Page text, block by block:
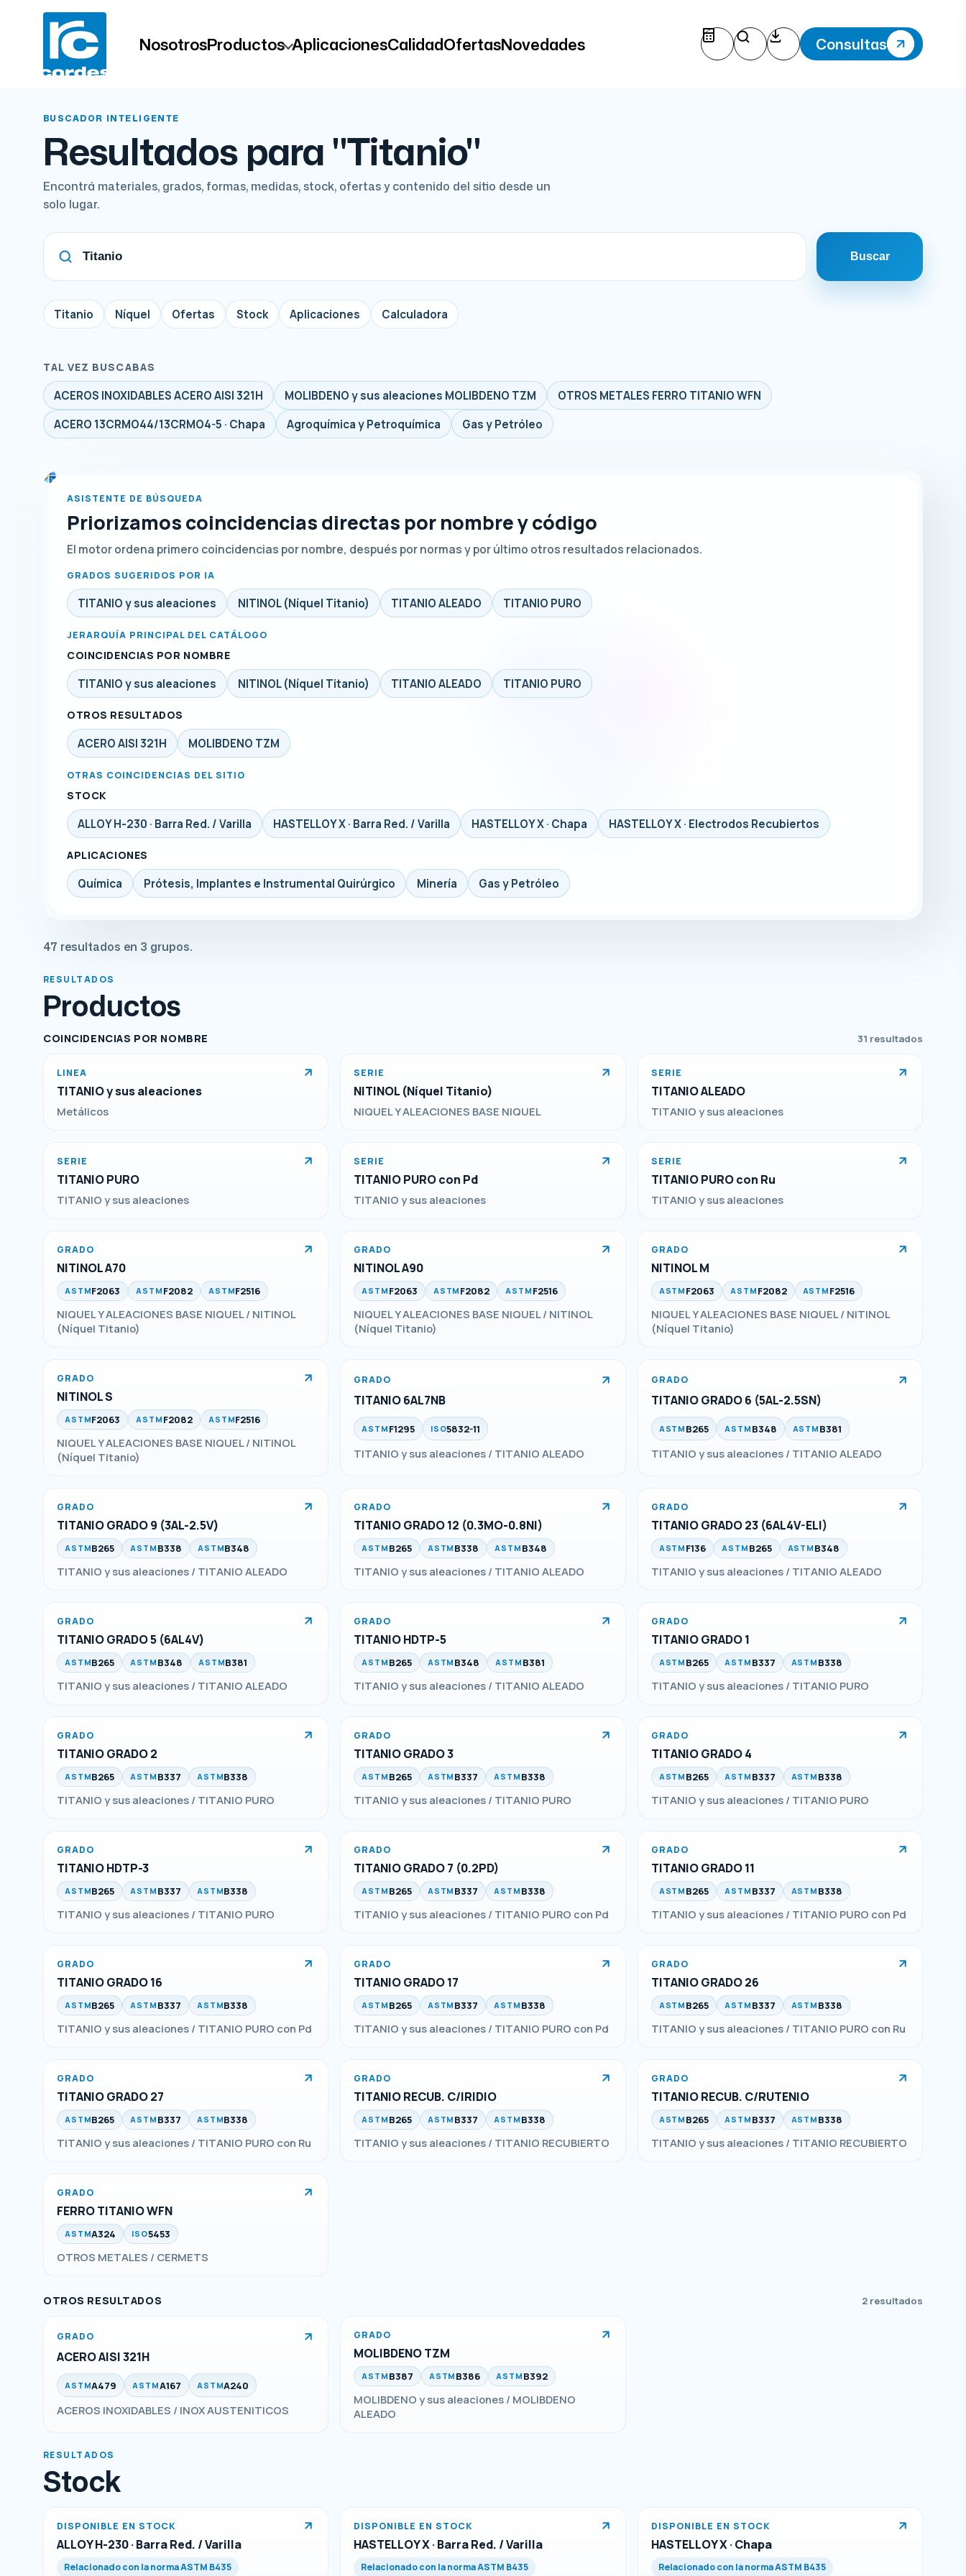
NosotrosProductos AplicacionesCalidadOfertasNovedades Consultas
BUSCADOR INTELIGENTE
Resultados para "Titanio"
Encontrá materiales, grados, formas, medidas, stock, ofertas y contenido del sitio desde un
solo lugar.
Buscar
Titanio Níquel Ofertas Stock Aplicaciones Calculadora
TAL VEZ BUSCABAS
ACEROS INOXIDABLES ACERO AISI 321H MOLIBDENO y sus aleaciones MOLIBDENO TZM
OTROS METALES FERRO TITANIO WFN
ACERO 13CRMO44/13CRMO4-5 · Chapa
Agroquímica y Petroquímica Gas y Petróleo
ASISTENTE DE BÚSQUEDA
Priorizamos coincidencias directas por nombre y código
El motor ordena primero coincidencias por nombre, después por normas y por último otros resultados relacionados.
GRADOS SUGERIDOS POR IA
TITANIO y sus aleaciones NITINOL (Níquel Titanio) TITANIO ALEADO TITANIO PURO
JERARQUÍA PRINCIPAL DEL CATÁLOGO
COINCIDENCIAS POR NOMBRE
TITANIO y sus aleaciones NITINOL (Níquel Titanio) TITANIO ALEADO TITANIO PURO
OTROS RESULTADOS
ACERO AISI 321H MOLIBDENO TZM
OTRAS COINCIDENCIAS DEL SITIO
STOCK
ALLOY H-230 · Barra Red. / Varilla HASTELLOY X · Barra Red. / Varilla HASTELLOY X · Chapa HASTELLOY X · Electrodos Recubiertos
APLICACIONES
Química Prótesis, Implantes e Instrumental Quirúrgico Minería Gas y Petróleo
47 resultados en 3 grupos.
RESULTADOS
Productos
COINCIDENCIAS POR NOMBRE 31 resultados
LINEA
TITANIO y sus aleaciones
Metálicos
SERIE
NITINOL (Níquel Titanio)
NIQUEL Y ALEACIONES BASE NIQUEL
SERIE
TITANIO ALEADO
TITANIO y sus aleaciones
SERIE
TITANIO PURO
TITANIO y sus aleaciones
SERIE
TITANIO PURO con Pd
TITANIO y sus aleaciones
SERIE
TITANIO PURO con Ru
TITANIO y sus aleaciones
GRADO
NITINOL A70
ASTMF2063 ASTM F2082 ASTMF2516
NIQUEL Y ALEACIONES BASE NIQUEL / NITINOL
(Níquel Titanio)
GRADO
NITINOL A90
ASTM F2063 ASTM F2082 ASTM F2516
NIQUEL Y ALEACIONES BASE NIQUEL / NITINOL
(Níquel Titanio)
GRADO
NITINOL M
ASTM F2063 ASTM F2082 ASTM F2516
NIQUEL Y ALEACIONES BASE NIQUEL / NITINOL
(Níquel Titanio)
GRADO
NITINOL S
ASTMF2063 ASTM F2082 ASTMF2516
NIQUEL Y ALEACIONES BASE NIQUEL / NITINOL
(Níquel Titanio)
GRADO
TITANIO 6AL7NB
ASTM F1295 ISO5832-11
TITANIO y sus aleaciones / TITANIO ALEADO
GRADO
TITANIO GRADO 6 (5AL-2.5SN)
ASTM B265 ASTM B348 ASTM B381
TITANIO y sus aleaciones / TITANIO ALEADO
GRADO
TITANIO GRADO 9 (3AL-2.5V)
ASTMB265 ASTM B338 ASTMB348
TITANIO y sus aleaciones / TITANIO ALEADO
GRADO
TITANIO GRADO 12 (0.3MO-0.8NI)
ASTM B265 ASTM B338 ASTM B348
TITANIO y sus aleaciones / TITANIO ALEADO
GRADO
TITANIO GRADO 23 (6AL4V-ELI)
ASTM F136 ASTM B265 ASTM B348
TITANIO y sus aleaciones / TITANIO ALEADO
GRADO
TITANIO GRADO 5 (6AL4V)
ASTMB265 ASTM B348 ASTMB381
TITANIO y sus aleaciones / TITANIO ALEADO
GRADO
TITANIO HDTP-5
ASTM B265 ASTM B348 ASTM B381
TITANIO y sus aleaciones / TITANIO ALEADO
GRADO
TITANIO GRADO 1
ASTM B265 ASTM B337 ASTM B338
TITANIO y sus aleaciones / TITANIO PURO
GRADO
TITANIO GRADO 2
ASTMB265 ASTM B337 ASTMB338
TITANIO y sus aleaciones / TITANIO PURO
GRADO
TITANIO GRADO 3
ASTM B265 ASTM B337 ASTM B338
TITANIO y sus aleaciones / TITANIO PURO
GRADO
TITANIO GRADO 4
ASTM B265 ASTM B337 ASTM B338
TITANIO y sus aleaciones / TITANIO PURO
GRADO
TITANIO HDTP-3
ASTMB265 ASTM B337 ASTMB338
TITANIO y sus aleaciones / TITANIO PURO
GRADO
TITANIO GRADO 7 (0.2PD)
ASTM B265 ASTM B337 ASTM B338
TITANIO y sus aleaciones / TITANIO PURO con Pd
GRADO
TITANIO GRADO 11
ASTM B265 ASTM B337 ASTM B338
TITANIO y sus aleaciones / TITANIO PURO con Pd
GRADO
TITANIO GRADO 16
ASTMB265 ASTM B337 ASTMB338
TITANIO y sus aleaciones / TITANIO PURO con Pd
GRADO
TITANIO GRADO 17
ASTM B265 ASTM B337 ASTM B338
TITANIO y sus aleaciones / TITANIO PURO con Pd
GRADO
TITANIO GRADO 26
ASTM B265 ASTM B337 ASTM B338
TITANIO y sus aleaciones / TITANIO PURO con Ru
GRADO
TITANIO GRADO 27
ASTMB265 ASTM B337 ASTMB338
TITANIO y sus aleaciones / TITANIO PURO con Ru
GRADO
TITANIO RECUB. C/IRIDIO
ASTM B265 ASTM B337 ASTM B338
TITANIO y sus aleaciones / TITANIO RECUBIERTO
GRADO
TITANIO RECUB. C/RUTENIO
ASTM B265 ASTM B337 ASTM B338
TITANIO y sus aleaciones / TITANIO RECUBIERTO
GRADO
FERRO TITANIO WFN
ASTMA324 ISO5453
OTROS METALES / CERMETS
OTROS RESULTADOS 2 resultados
GRADO
ACERO AISI 321H
ASTMA479 ASTMA167 ASTMA240
ACEROS INOXIDABLES / INOX AUSTENITICOS
GRADO
MOLIBDENO TZM
ASTM B387 ASTM B386 ASTM B392
MOLIBDENO y sus aleaciones / MOLIBDENO
ALEADO
RESULTADOS
Stock
DISPONIBLE EN STOCK
ALLOY H-230 · Barra Red. / Varilla
Relacionado con la norma ASTM B435
DISPONIBLE EN STOCK
HASTELLOY X · Barra Red. / Varilla
Relacionado con la norma ASTM B435
DISPONIBLE EN STOCK
HASTELLOY X · Chapa
Relacionado con la norma ASTM B435